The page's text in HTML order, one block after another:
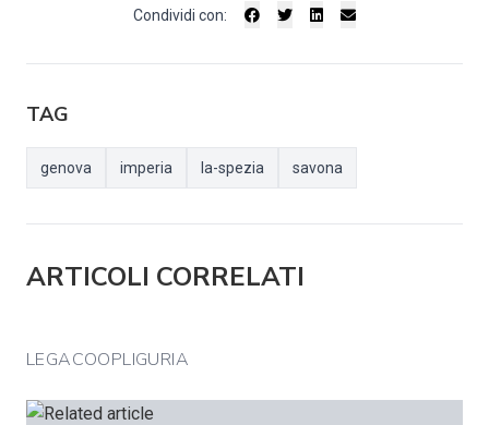
Condividi con:
TAG
genova imperia la-spezia savona
ARTICOLI CORRELATI
LEGACOOPLIGURIA